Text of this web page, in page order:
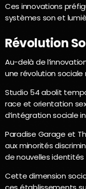
Ces innovations
systèmes son et
Révolution
Au-delà de
une révolution sociale
Studio 54 abolit
race et orientation
d’intégration sociale
Paradise Garage et
aux minorités
de nouvelles identités
Cette dimension